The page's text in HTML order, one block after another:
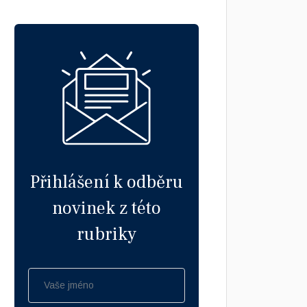
Přihlášení k odběru
novinek z této
rubriky